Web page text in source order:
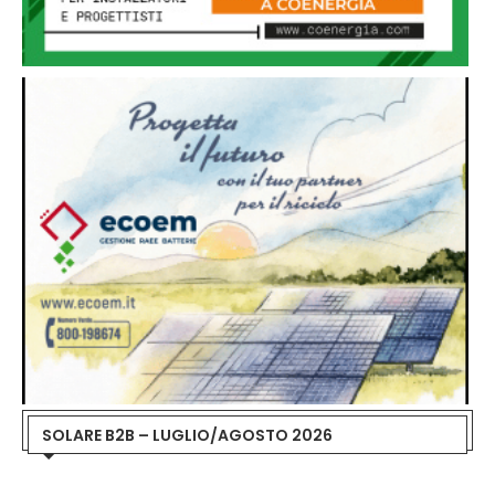
SOLARE B2B – LUGLIO/AGOSTO 2026